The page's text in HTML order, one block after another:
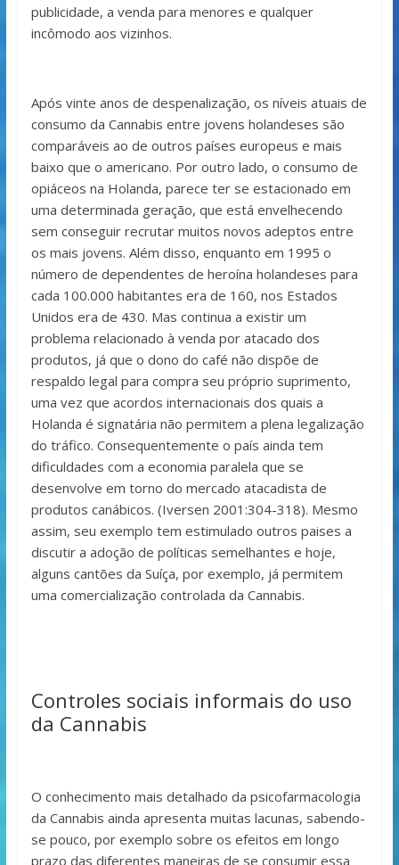
publicidade, a venda para menores e qualquer
incômodo aos vizinhos.
Após vinte anos de despenalização, os níveis atuais de
consumo da Cannabis entre jovens holandeses são
comparáveis ao de outros países europeus e mais
baixo que o americano. Por outro lado, o consumo de
opiáceos na Holanda, parece ter se estacionado em
uma determinada geração, que está envelhecendo
sem conseguir recrutar muitos novos adeptos entre
os mais jovens. Além disso, enquanto em 1995 o
número de dependentes de heroína holandeses para
cada 100.000 habitantes era de 160, nos Estados
Unidos era de 430. Mas continua a existir um
problema relacionado à venda por atacado dos
produtos, já que o dono do café não dispõe de
respaldo legal para compra seu próprio suprimento,
uma vez que acordos internacionais dos quais a
Holanda é signatária não permitem a plena legalização
do tráfico. Consequentemente o país ainda tem
dificuldades com a economia paralela que se
desenvolve em torno do mercado atacadista de
produtos canábicos. (Iversen 2001:304-318). Mesmo
assim, seu exemplo tem estimulado outros paises a
discutir a adoção de políticas semelhantes e hoje,
alguns cantões da Suíça, por exemplo, já permitem
uma comercialização controlada da Cannabis.
Controles sociais informais do uso
da Cannabis
O conhecimento mais detalhado da psicofarmacologia
da Cannabis ainda apresenta muitas lacunas, sabendo-
se pouco, por exemplo sobre os efeitos em longo
prazo das diferentes maneiras de se consumir essa